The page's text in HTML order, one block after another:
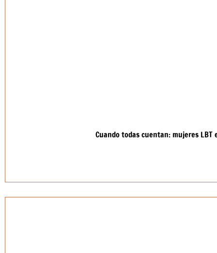
Cuando todas cuentan: mujeres LBT